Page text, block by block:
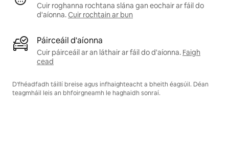
Cuir roghanna rochtana slána gan eochair ar fáil do
d'aíonna.Cuir rochtain ar bun
Páirceáil d'aíonna
Cuir páirceáil ar an láthair ar fáil do d'aíonna. Faigh
cead
D'fhéadfadh táillí breise agus infhaighteacht a bheith éagsúil. Déan
teagmháil leis an bhfoirgneamh le haghaidh sonraí.